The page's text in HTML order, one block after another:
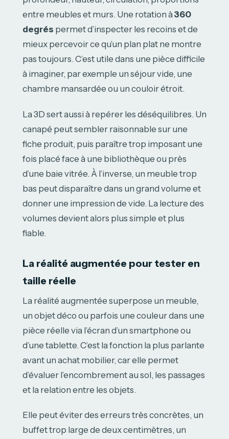
entre meubles et murs. Une rotation à360
degrés permet d’inspecter les recoins et de
mieux percevoir ce qu’un plan plat ne montre
pas toujours. C’est utile dans une pièce difficile
à imaginer, par exemple un séjour vide, une
chambre mansardée ou un couloir étroit.
La 3D sert aussi à repérer les déséquilibres. Un
canapé peut sembler raisonnable sur une
fiche produit, puis paraître trop imposant une
fois placé face à une bibliothèque ou près
d’une baie vitrée. À l’inverse, un meuble trop
bas peut disparaître dans un grand volume et
donner une impression de vide. La lecture des
volumes devient alors plus simple et plus
fiable.
La réalité augmentée pour tester en
taille réelle
La réalité augmentée superpose un meuble,
un objet déco ou parfois une couleur dans une
pièce réelle via l’écran d’un smartphone ou
d’une tablette. C’est la fonction la plus parlante
avant un achat mobilier, car elle permet
d’évaluer l’encombrement au sol, les passages
et la relation entre les objets.
Elle peut éviter des erreurs très concrètes, un
buffet trop large de deux centimètres, un